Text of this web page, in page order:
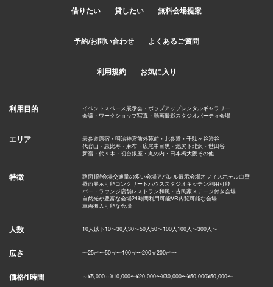
借りたい 貸したい 無料会場提案
予約/お問い合わせ よくあるご質問
利用規約 お気に入り
利用目的 イベントスペース展示会・ポップアップレンタルギャラリー
会議・ワークショップ写真・動画撮影スタジオパーティ会場
エリア 表参道原宿・明治神宮前外苑前・北参道・千駄ヶ谷渋谷
代官山・恵比寿・麻布・広尾中目黒・池尻下北沢・世田谷
新宿・代々木・初台銀座・丸の内・日本橋大阪その他
特徴 路面1階会場交通量の多い会場アパレル展示会場オフィスホテル白壁
壁面展示可能コンクリートハウススタジオキッチン利用可能
バー・ラウンジ店舗レストラン和風・古民家ステージ付き会場
自然光が豊富な会場24時間利用可能VR内覧可能な会場
車両搬入可能な会場
人数 10人以下10〜30人30〜50人50〜100人100人〜300人〜
広さ 〜25㎡〜50㎡〜100㎡〜200㎡200㎡〜
価格/1時間 ～¥5,000～¥10,000〜¥20,000〜¥30,000〜¥50,000¥50,000〜